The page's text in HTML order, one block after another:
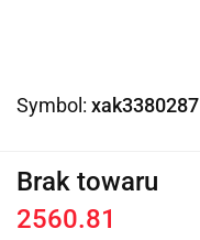
Symbol: xak3380287
Brak towaru
2560.81